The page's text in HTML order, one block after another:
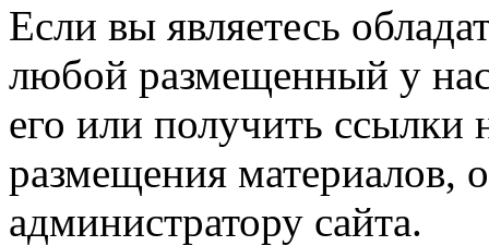
Если вы являетесь
любой размещенный у
его или получить ссылки
размещения материалов,
администратору сайта.